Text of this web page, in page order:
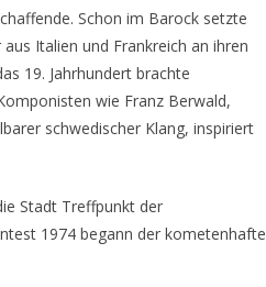
Schon im Barock setzte
Italien und Frankreich an ihren
19. Jahrhundert brachte
wie Franz Berwald,
schwedischer Klang, inspiriert
Stadt Treffpunkt der
1974 begann der kometenhafte